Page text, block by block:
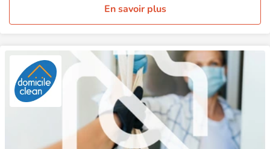
En savoir plus